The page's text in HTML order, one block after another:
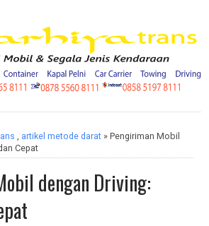
, artikel metode darat» Pengiriman Mobil
Cepat
dengan Driving: